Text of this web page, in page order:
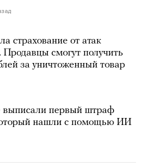
страхование от атак
Продавцы смогут получить
за уничтоженный товар
выписали первый штраф
нашли с помощью ИИ